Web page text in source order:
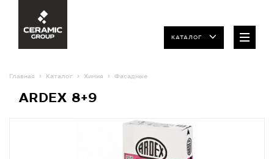
КАТАЛОГ
Главная Каталог Химия Фасадные
ARDEX 8+9